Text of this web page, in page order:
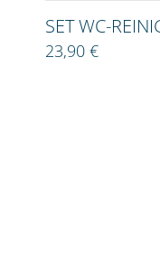
SET WC-
23,90 €